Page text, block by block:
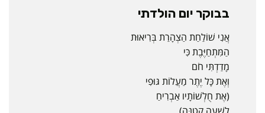
בבוקר יום הולדתי
אֲנִי שׁוֹלַחַת הַצְהָרַת בְּרִיאוּת
הַמִּתְחַיֶּבֶת כִּי
מָדַדְתִּי חֹם
וְאֶת כָּל יֶתֶר מַעֲלוֹת גּוּפִי
(אֶת חֻלְשׁוֹתָיו אַבְרִיחַ